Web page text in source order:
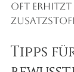
oft erhitzt
Tipps